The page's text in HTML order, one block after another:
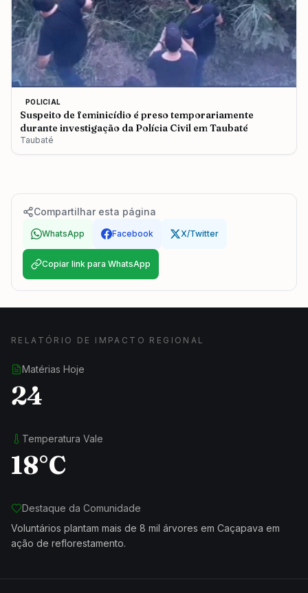
POLICIAL
Suspeito de feminicídio é preso temporariamente
durante investigação da Polícia Civil em Taubaté
Taubaté
Compartilhar esta página
WhatsApp Facebook X/Twitter
Copiar link para WhatsApp
RELATÓRIO DE IMPACTO REGIONAL
Matérias Hoje
24
Temperatura Vale
18°C
Destaque da Comunidade
Voluntários plantam mais de 8 mil árvores em Caçapava em
ação de reflorestamento.